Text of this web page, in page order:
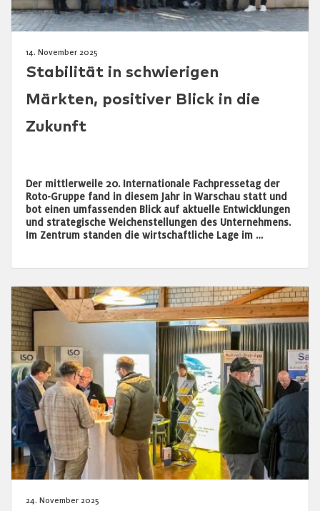
14. November 2025
Stabilität in schwierigen
Märkten, positiver Blick in die
Zukunft
Der mittlerweile 20. Internationale Fachpressetag der
Roto-Gruppe fand in diesem Jahr in Warschau statt und
bot einen umfassenden Blick auf aktuelle Entwicklungen
und strategische Weichenstellungen des Unternehmens.
Im Zentrum standen die wirtschaftliche Lage im …
24. November 2025